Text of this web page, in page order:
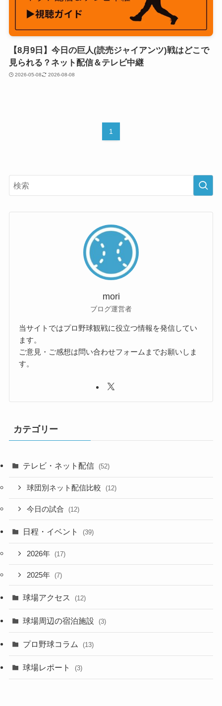
【8月9日】今日の巨人(読売ジャイアンツ)戦はどこで
見られる？ネット配信＆テレビ中継
2026-05-08 2026-08-08
1
mori
ブログ運営者
当サイトではプロ野球観戦に役立つ情報を発信してい
ます。
ご意見・ご感想は問い合わせフォームまでお願いしま
す。
カテゴリー
テレビ・ネット配信 (52)
球団別ネット配信比較 (12)
今日の試合 (12)
日程・イベント (39)
2026年 (17)
2025年 (7)
球場アクセス (12)
球場周辺の宿泊施設 (3)
プロ野球コラム (13)
球場レポート (3)